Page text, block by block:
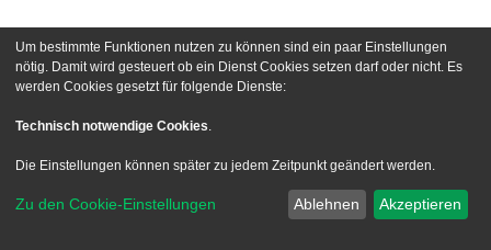
Um bestimmte Funktionen nutzen zu können sind ein paar Einstellungen
nötig. Damit wird gesteuert ob ein Dienst Cookies setzen darf oder nicht. Es
werden Cookies gesetzt für folgende Dienste:
Technisch notwendige Cookies.
Die Einstellungen können später zu jedem Zeitpunkt geändert werden.
Zu den Cookie-Einstellungen Ablehnen Akzeptieren